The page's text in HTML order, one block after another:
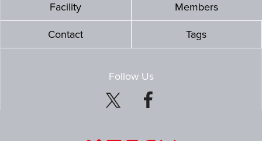
Facility Members
Contact Tags
Follow Us